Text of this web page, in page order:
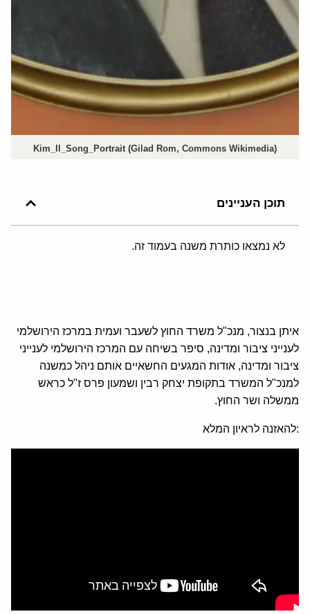
Kim_Il_Song_Portrait (Gilad Rom, Commons Wikimedia)
תוכן העניינים
לא נמצאו כותרת משנה בעמוד זה.
איתן בנצור, מנכ"ל משרד החוץ לשעבר ועמית במרכז הירושלמי
לענייני ציבור ומדינה, סיפר בשיחה עם המרכז הירושלמי לענייני
ציבור ומדינה, אודות המגעים החשאיים אותם ניהל כמשנה
למנכ"ל המשרד בתקופת יצחק רבין ושמעון פרס ז"ל כראש
ממשלה ושר החוץ.
:להאזנה לראיון המלא